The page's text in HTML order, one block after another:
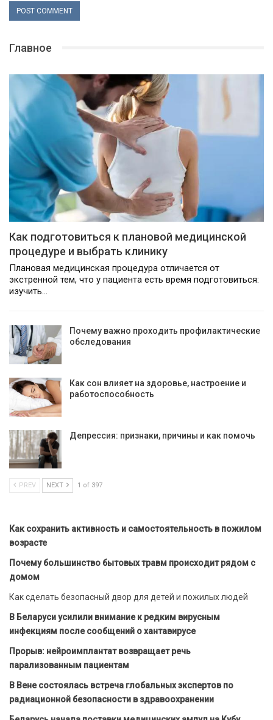
Главное
Как подготовиться к плановой медицинской
процедуре и выбрать клинику
Плановая медицинская процедура отличается от
экстренной тем, что у пациента есть время подготовиться:
изучить…
Почему важно проходить профилактические
обследования
Как сон влияет на здоровье, настроение и
работоспособность
Депрессия: признаки, причины и как помочь
PREV NEXT 1 of 397
Как сохранить активность и самостоятельность в пожилом
возрасте
Почему большинство бытовых травм происходит рядом с
домом
Как сделать безопасный двор для детей и пожилых людей
В Беларуси усилили внимание к редким вирусным
инфекциям после сообщений о хантавирусе
Прорыв: нейроимплантат возвращает речь
парализованным пациентам
В Вене состоялась встреча глобальных экспертов по
радиационной безопасности в здравоохранении